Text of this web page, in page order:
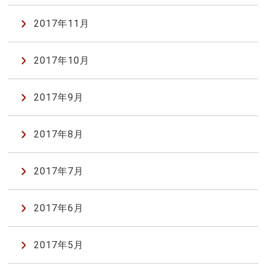
2017年11月
2017年10月
2017年9月
2017年8月
2017年7月
2017年6月
2017年5月